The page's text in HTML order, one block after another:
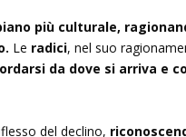
più culturale,
Le radici, nel suo
da dove si arriva e
del declino,